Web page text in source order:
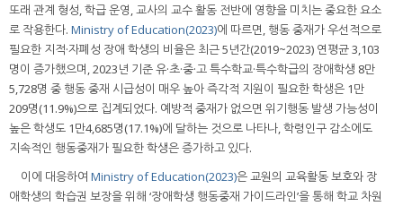
또래 관계 형성, 학급 운영, 교사의 교수 활동 전반에 영향을 미치는 중요한 요소
로 작용한다. Ministry of Education(2023)에 따르면, 행동 중재가 우선적으로
필요한 지적·자폐성 장애 학생의 비율은 최근 5년간(2019~2023) 연평균 3,103
명이 증가했으며, 2023년 기준 유·초·중·고 특수학교·특수학급의 장애학생 8만
5,728명 중 행동 중재 시급성이 매우 높아 즉각적 지원이 필요한 학생은 1만
209명(11.9%)으로 집계되었다. 예방적 중재가 없으면 위기행동 발생 가능성이
높은 학생도 1만4,685명(17.1%)에 달하는 것으로 나타나, 학령인구 감소에도
지속적인 행동중재가 필요한 학생은 증가하고 있다.
이에 대응하여 Ministry of Education(2023)은 교원의 교육활동 보호와 장
애학생의 학습권 보장을 위해 ‘장애학생 행동중재 가이드라인’을 통해 학교 차원